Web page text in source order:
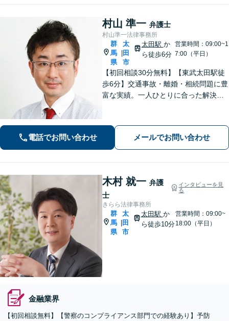
村山 準一 弁護士
村山準一法律事務所
群
馬
県
太
田
市
太田駅 か
ら徒歩6分
営業時間：09:00~1
7:00（平日）
【初回相談30分無料】【東武太田駅徒
歩6分】交通事故・離婚・相続問題に豊
富な実績。一人ひとりに合った解決方
もご相談ください。
電話でお問い合わせ メールでお問い合わせ
木村 就一 弁護
士
インタビューを見
る
きらら法律事務所
群
馬
県
太
田
市
太田駅 か
ら徒歩10分
営業時間：09:00~
18:00（平日）
金融業界
【初回相談無料】【警察のコンプライアンス部門での経験あり】予防